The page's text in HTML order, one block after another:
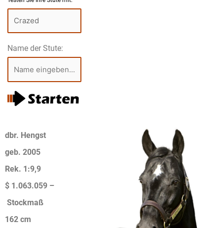
Name der Stute:
dbr. Hengst
geb. 2005
Rek. 1:9,9
$ 1.063.059 –
Stockmaß
162 cm